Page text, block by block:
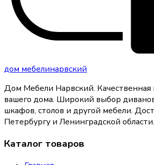
дом мебелинарвский
Дом Мебели Нарвский. Качественная
вашего дома. Широкий выбор
шкафов, столов и другой мебели.
Петербургу и Ленинградской области.
Каталог товаров